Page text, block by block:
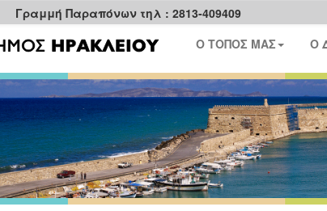
Γραμμή Παραπόνων τηλ : 2813-409409
Ο ΤΟΠΟΣ ΜΑΣ Ο